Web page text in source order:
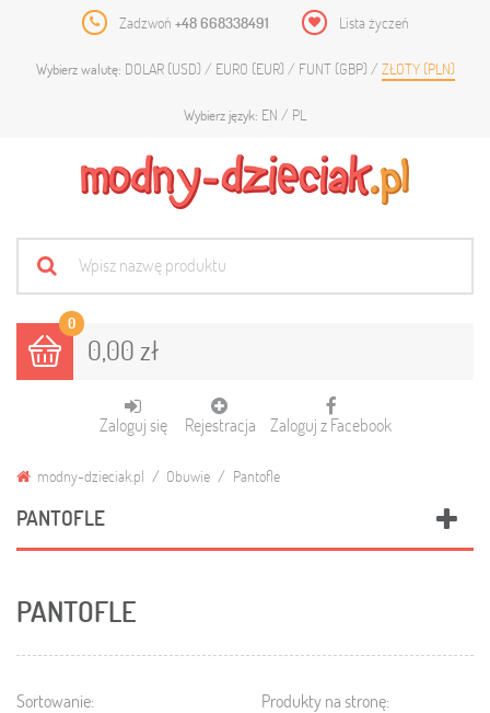
Zadzwoń +48 668338491 Lista życzeń
Wybierz walutę: DOLAR (USD) EURO (EUR) FUNT (GBP) ZŁOTY (PLN)
Wybierz język: EN PL
0
0,00 zł
Zaloguj się Rejestracja Zaloguj z Facebook
modny-dzieciak.pl Obuwie Pantofle
PANTOFLE
PANTOFLE
Sortowanie: Produkty na stronę: